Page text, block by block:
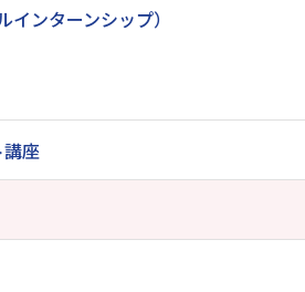
ンターンシップ）
座